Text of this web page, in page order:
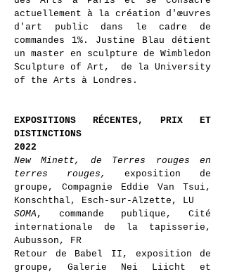
actuellement à la création d'œuvres
d'art public dans le cadre de
commandes 1%. Justine Blau détient
un master en sculpture de Wimbledon
Sculpture of Art, de la University
of the Arts à Londres.
EXPOSITIONS RÉCENTES, PRIX ET
DISTINCTIONS
2022
New Minett, de Terres rouges en
terres rouges,
exposition de
groupe, Compagnie Eddie Van Tsui,
Konschthal, Esch-sur-Alzette, LU
SOMA , commande publique, Cité
internationale de la tapisserie,
Aubusson, FR
Retour de Babel II, exposition de
groupe, Galerie Nei Liicht et